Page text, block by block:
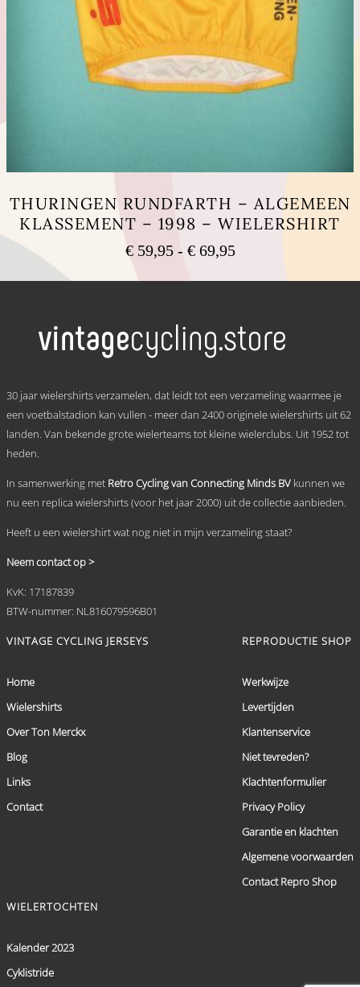
THURINGEN RUNDFARTH – ALGEMEEN
KLASSEMENT – 1998 – WIELERSHIRT
€59,95 - €69,95Prijsklasse:
tot
variaties.
Deze
gekozen
op
de
30 jaar wielershirts verzamelen, dat leidt tot een verzameling waarmee je
een voetbalstadion kan vullen - meer dan 2400 originele wielershirts uit 62
landen. Van bekende grote wielerteams tot kleine wielerclubs. Uit 1952 tot
heden.
In samenwerking met Retro Cycling van Connecting Minds BV kunnen we
nu een replica wielershirts (voor het jaar 2000) uit de collectie aanbieden.
Heeft u een wielershirt wat nog niet in mijn verzameling staat?
Neem contact op >
KvK: 17187839
BTW-nummer: NL816079596B01
VINTAGE CYCLING JERSEYS
Home
Wielershirts
Over Ton Merckx
Blog
Links
Contact
REPRODUCTIE SHOP
Werkwijze
Levertijden
Klantenservice
Niet tevreden?
Klachtenformulier
Privacy Policy
Garantie en klachten
Algemene voorwaarden
Contact Repro Shop
WIELERTOCHTEN
Kalender 2023
Cyklistride